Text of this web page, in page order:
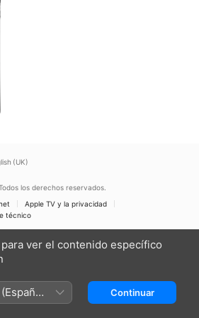
(UK)
los derechos reservados.
Apple TV y la privacidad
técnico
ver el contenido específico
Continuar